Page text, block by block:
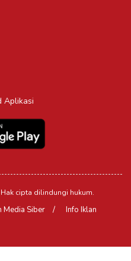
Aplikasi
cipta dilindungi hukum.
Media Siber Info Iklan